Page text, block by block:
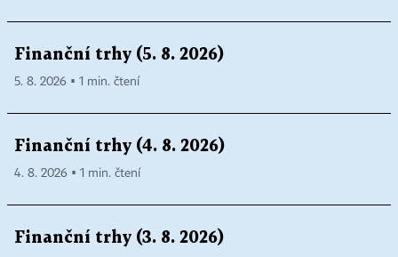
Finanční trhy (5. 8. 2026)
5. 8. 2026 ▪ 1 min. čtení
Finanční trhy (4. 8. 2026)
4. 8. 2026 ▪ 1 min. čtení
Finanční trhy (3. 8. 2026)